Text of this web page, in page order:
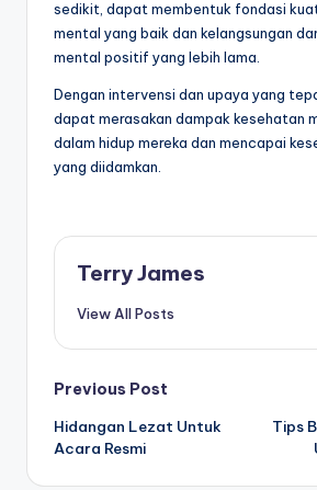
sedikit, dapat membentuk fondasi
mental yang baik dan kelangsungan
mental positif yang lebih lama.
Dengan intervensi dan upaya yang
dapat merasakan dampak kesehatan
dalam hidup mereka dan mencapai
yang diidamkan.
Terry James
View All Posts
Post
navigation
Previous Post
Hidangan Lezat Untuk
Acara Resmi
Tips